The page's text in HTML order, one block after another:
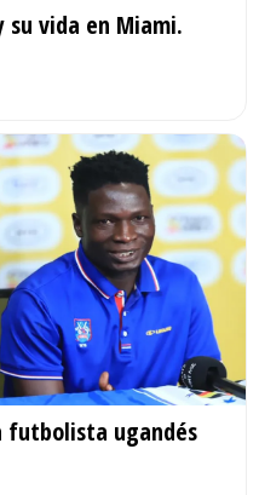
su vida en Miami.
futbolista ugandés